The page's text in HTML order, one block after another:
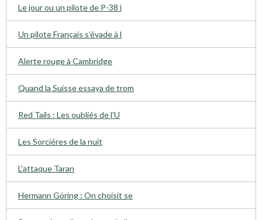
Le jour ou un pilote de P-38 i
Un pilote Français s’évade à l
Alerte rouge à Cambridge
Quand la Suisse essaya de trom
Red Tails : Les oubliés de l'U
Les Sorciéres de la nuit
L'attaque Taran
Hermann Göring : On choisit se